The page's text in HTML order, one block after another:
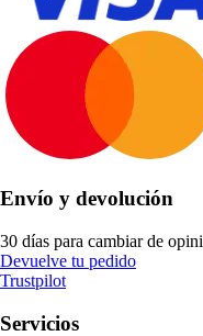
Envío y devolución
30 días para cambiar de
Devuelve tu pedido
Trustpilot
Servicios